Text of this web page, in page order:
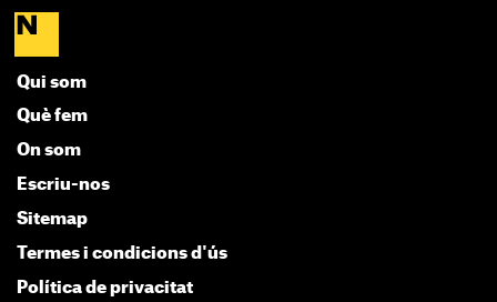
Qui som
Què fem
On som
Escriu-nos
Sitemap
Termes i condicions d'ús
Política de privacitat